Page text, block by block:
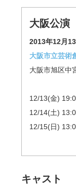
大阪公演
2013年12月
大阪市立芸術
大阪市旭区中
12/13(金)
12/14(土)
12/15(日)
キャスト